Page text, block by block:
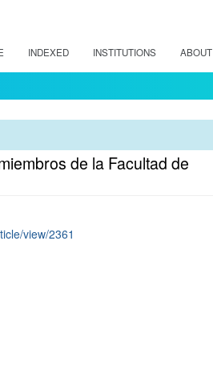
INDEXED INSTITUTIONS ABOUT
de la Facultad de
view/2361